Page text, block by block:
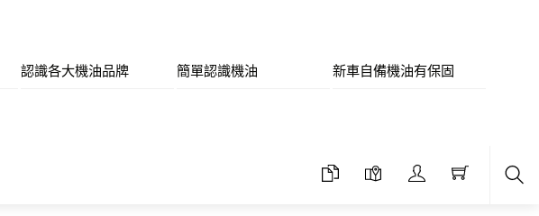
認識各大機油品牌 簡單認識機油 新車自備機油有保固